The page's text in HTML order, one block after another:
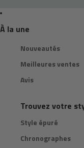
À la une
Nouveautés
Meilleures ventes
Avis
Trouvez votre
Style épuré
Chronographes